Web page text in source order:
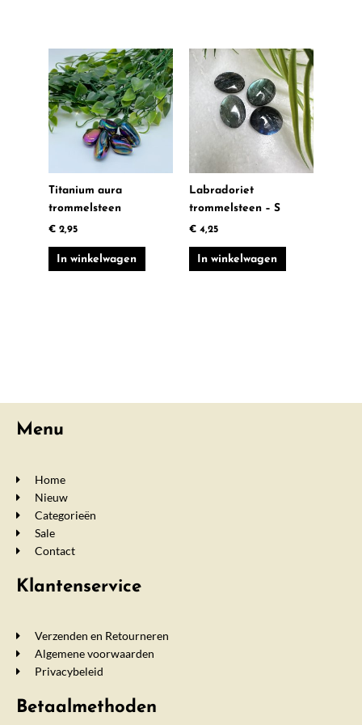
Titanium aura
trommelsteen
€ 2,95
In winkelwagen
Labradoriet
trommelsteen – S
€ 4,25
In winkelwagen
Menu
Home
Nieuw
Categorieën
Sale
Contact
Klantenservice
Verzenden en Retourneren
Algemene voorwaarden
Privacybeleid
Betaalmethoden